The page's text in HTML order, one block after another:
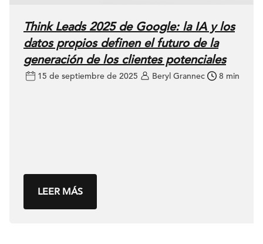
Think Leads 2025 de Google: la IA y los
datos propios definen el futuro de la
generación de los clientes potenciales
15 de septiembre de 2025 Beryl Grannec 8 min
LEER MÁS